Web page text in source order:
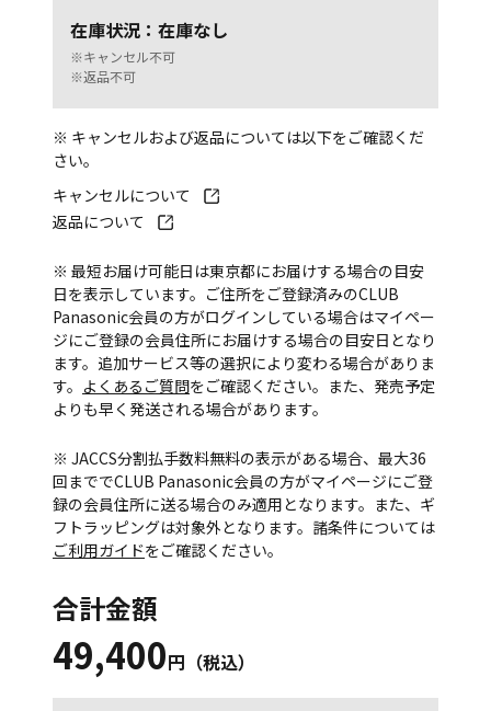
在庫状況：在庫なし
※キャンセル不可
※返品不可
※ キャンセルおよび返品については以下をご確認くだ
さい。
キャンセルについて
返品について
※ 最短お届け可能日は東京都にお届けする場合の目安
日を表示しています。ご住所をご登録済みのCLUB
Panasonic会員の方がログインしている場合はマイペー
ジにご登録の会員住所にお届けする場合の目安日となり
ます。追加サービス等の選択により変わる場合がありま
す。 よくあるご質問をご確認ください。また、発売予定
よりも早く発送される場合があります。
※ JACCS分割払手数料無料の表示がある場合、最大36
回まででCLUB Panasonic会員の方がマイページにご登
録の会員住所に送る場合のみ適用となります。また、ギ
フトラッピングは対象外となります。諸条件については
ご利用ガイドをご確認ください。
合計金額
49,400円（税込）